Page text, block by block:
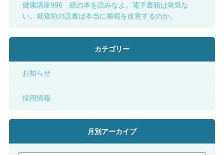
健康講座996 紙の本を読みなよ。電子書籍は味気な
い。就寝前の読書は本当に睡眠を改善するのか。
カテゴリー
お知らせ
採用情報
月別アーカイブ